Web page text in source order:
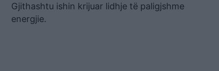
Gjithashtu ishin krijuar lidhje të paligjshme
energjie.